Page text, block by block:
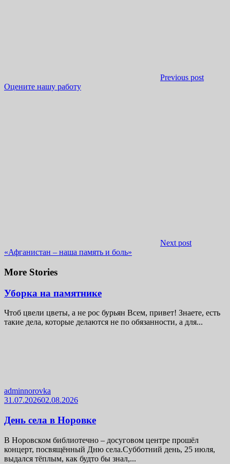
Previous post
Оцените нашу работу
Next post
«Афганистан – наша память и боль»
More Stories
Уборка на памятнике
Чтоб цвели цветы, а не рос бурьян Всем, привет! Знаете, есть
такие дела, которые делаются не по обязанности, а для...
adminnorovka
31.07.202602.08.2026
День села в Норовке
В Норовском библиотечно – досуговом центре прошёл
концерт, посвящённый Дню села.Субботний день, 25 июля,
выдался тёплым, как будто бы знал,...